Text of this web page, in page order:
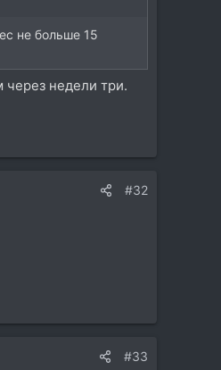
не больше 15
через недели три.
#32
#33